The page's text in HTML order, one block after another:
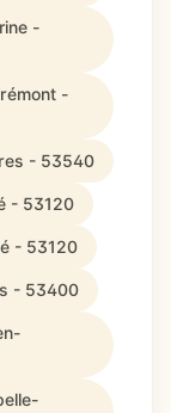
-
-
- 53540
- 53120
- 53120
- 53400